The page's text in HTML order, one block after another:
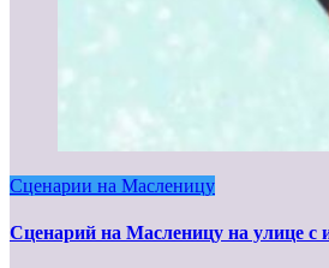
Сценарии на Масленицу
Сценарий на Масленицу на улице с